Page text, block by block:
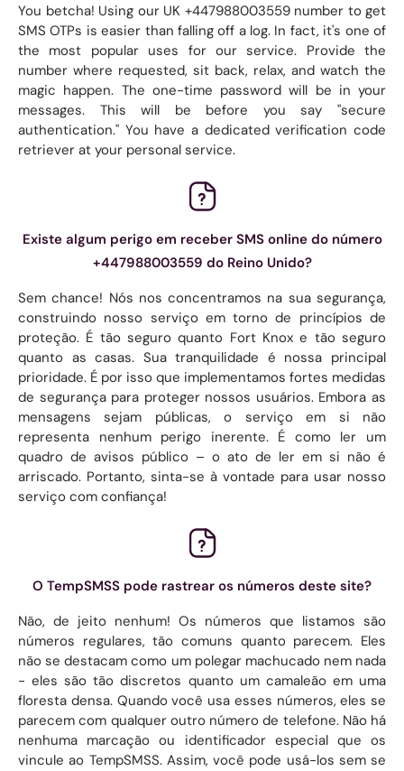
You betcha! Using our UK +447988003559 number to get
SMS OTPs is easier than falling off a log. In fact, it's one of
the most popular uses for our service. Provide the
number where requested, sit back, relax, and watch the
magic happen. The one-time password will be in your
messages. This will be before you say "secure
authentication." You have a dedicated verification code
retriever at your personal service.
Existe algum perigo em receber SMS online do número
+447988003559 do Reino Unido?
Sem chance! Nós nos concentramos na sua segurança,
construindo nosso serviço em torno de princípios de
proteção. É tão seguro quanto Fort Knox e tão seguro
quanto as casas. Sua tranquilidade é nossa principal
prioridade. É por isso que implementamos fortes medidas
de segurança para proteger nossos usuários. Embora as
mensagens sejam públicas, o serviço em si não
representa nenhum perigo inerente. É como ler um
quadro de avisos público – o ato de ler em si não é
arriscado. Portanto, sinta-se à vontade para usar nosso
serviço com confiança!
O TempSMSS pode rastrear os números deste site?
Não, de jeito nenhum! Os números que listamos são
números regulares, tão comuns quanto parecem. Eles
não se destacam como um polegar machucado nem nada
- eles são tão discretos quanto um camaleão em uma
floresta densa. Quando você usa esses números, eles se
parecem com qualquer outro número de telefone. Não há
nenhuma marcação ou identificador especial que os
vincule ao TempSMSS. Assim, você pode usá-los sem se